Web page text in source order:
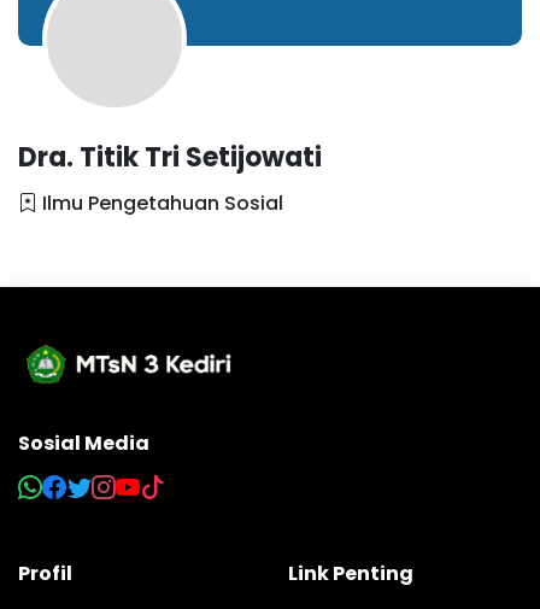
Dra. Titik Tri Setijowati
Ilmu Pengetahuan Sosial
Sosial Media
Profil Link Penting